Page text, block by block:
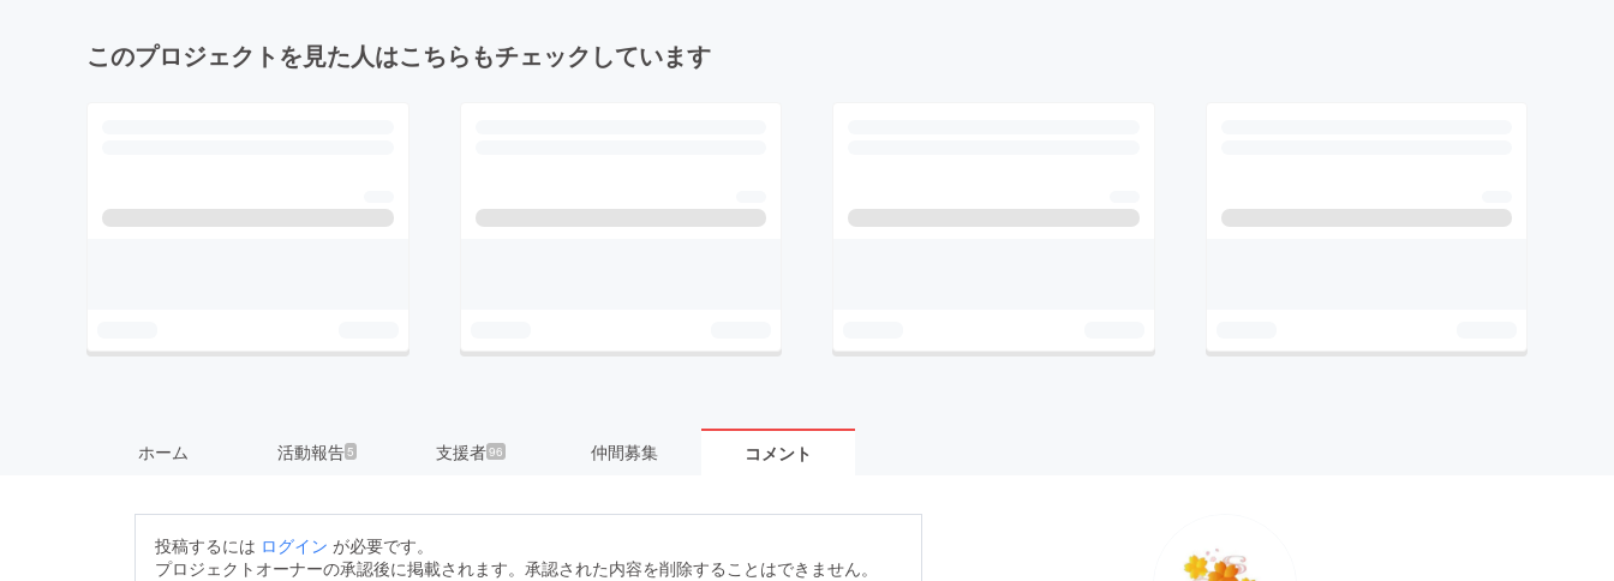
このプロジェクトを見た人はこちらもチェックしています
ホーム 活動報告5 支援者96 仲間募集 コメント
投稿するには ログイン が必要です。
プロジェクトオーナーの承認後に掲載されます。承認された内容を削除することはできません。